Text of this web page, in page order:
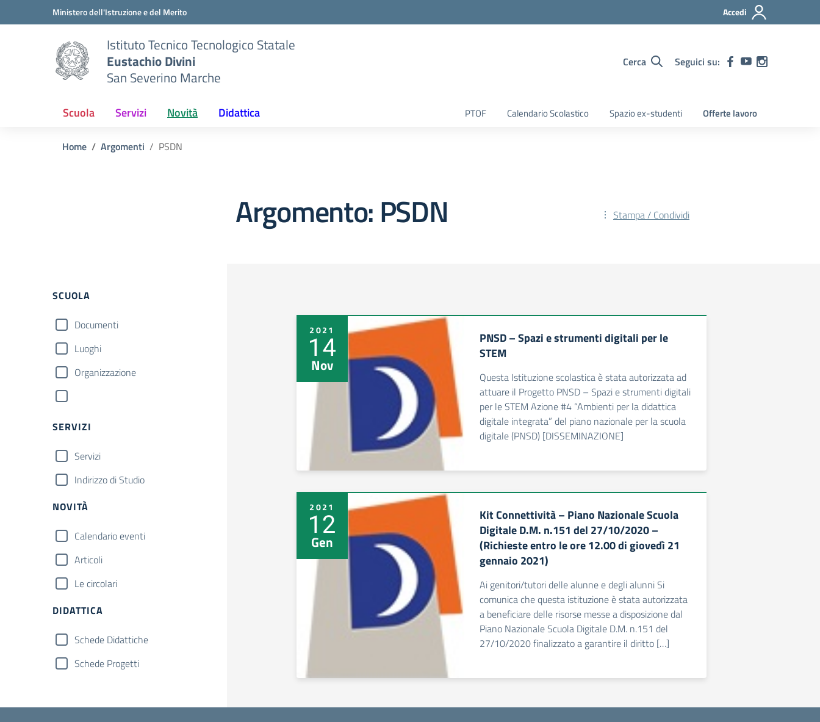
Vai ai contenuti
Vai al menu di navigazioneMinistero dell'Istruzione e del Merito Accedi
Istituto Tecnico Tecnologico Statale
Eustachio Divini
San Severino Marche
Cerca Seguici su:
Scuola Servizi Novità Didattica PTOF Calendario Scolastico Spazio ex-studenti Offerte lavoro
Home Argomenti PSDN
Argomento: PSDN Stampa / Condividi
SCUOLA
Documenti
Luoghi
Organizzazione
SERVIZI
Servizi
Indirizzo di Studio
NOVITÀ
Calendario eventi
Articoli
Le circolari
DIDATTICA
Schede Didattiche
Schede Progetti
2021
14
Nov
PNSD – Spazi e strumenti digitali per le
STEM
Questa Istituzione scolastica è stata autorizzata ad
attuare il Progetto PNSD – Spazi e strumenti digitali
per le STEM Azione #4 “Ambienti per la didattica
digitale integrata” del piano nazionale per la scuola
digitale (PNSD) [DISSEMINAZIONE]
2021
12
Gen
Kit Connettività – Piano Nazionale Scuola
Digitale D.M. n.151 del 27/10/2020 –
(Richieste entro le ore 12.00 di giovedì 21
gennaio 2021)
Ai genitori/tutori delle alunne e degli alunni Si
comunica che questa istituzione è stata autorizzata
a beneficiare delle risorse messe a disposizione dal
Piano Nazionale Scuola Digitale D.M. n.151 del
27/10/2020 finalizzato a garantire il diritto […]